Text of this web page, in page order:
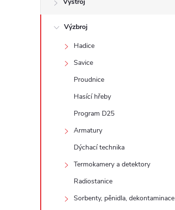
t
Výzbroj
Hadice
Savice
Proudnice
Hasící hřeby
Program D25
Armatury
Dýchací technika
Termokamery a detektory
Radiostanice
Sorbenty, pěnidla, dekontaminace